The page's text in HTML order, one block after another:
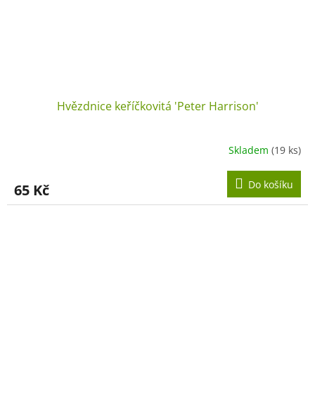
Hvězdnice keříčkovitá 'Peter Harrison'
Skladem (19 ks)
65 Kč Do košíku